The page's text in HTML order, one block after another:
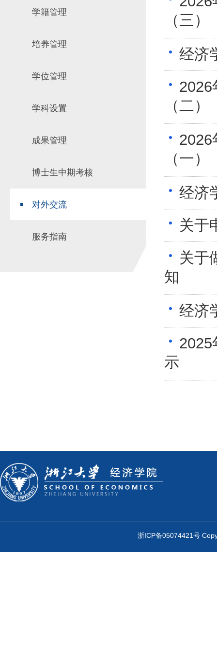
推荐免试研究生
学籍管理
培养管理
学位管理
学科设置
成果管理
博士生中期考核
对外交流
服务指南
（三）
经济
2026
（二）
2026
（一）
经济
关于
关于
知
经济
2025
示
浙ICP备05074421号